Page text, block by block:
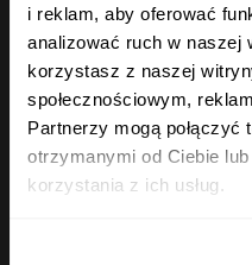
i reklam, aby oferować
analizować ruch w naszej
korzystasz z naszej
społecznościowym,
Partnerzy mogą
otrzymanymi od Ciebie
korzystania z ich usług.